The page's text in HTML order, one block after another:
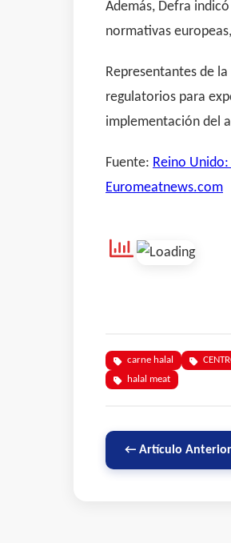
Además, Defra
normativas
Representantes de
regulatorios para
implementación del
Fuente: Reino
Euromeatnews.com
carne halal
halal meat
← Artículo Anterior